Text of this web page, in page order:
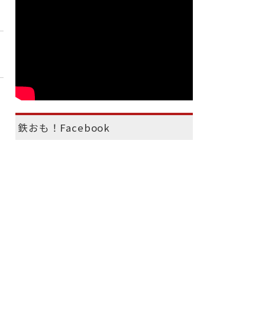
鉄おも！Facebook